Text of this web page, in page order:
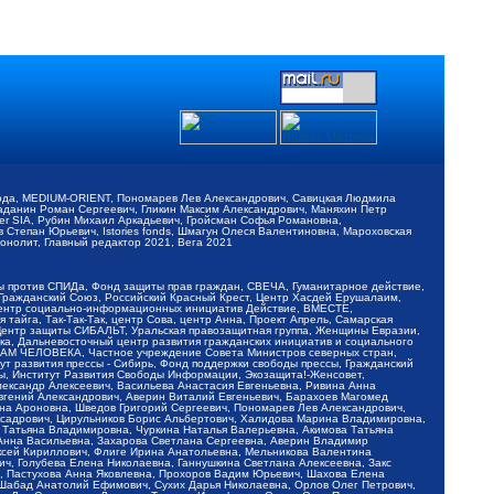
MEDIUM-ORIENT, Пономарев Лев Александрович, Савицкая Людмила
Роман Сергеевич, Гликин Максим Александрович, Маняхин Петр
Рубин Михаил Аркадьевич, Гройсман Софья Романовна,
Юрьевич, Istories fonds, Шмагун Олеся Валентиновна, Мароховская
Главный редактор 2021, Вега 2021
СПИДа, Фонд защиты прав граждан, СВЕЧА, Гуманитарное действие,
Союз, Российский Красный Крест, Центр Хасдей Ерушалаим,
социально-информационных инициатив Действие, ВМЕСТЕ,
Так-Так-Так, центр Сова, центр Анна, Проект Апрель, Самарская
защиты СИБАЛЬТ, Уральская правозащитная группа, Женщины Евразии,
Дальневосточный центр развития гражданских инициатив и социального
ЧЕЛОВЕКА, Частное учреждение Совета Министров северных стран,
прессы - Сибирь, Фонд поддержки свободы прессы, Гражданский
Институт Развития Свободы Информации, Экозащита!-Женсовет,
Алексеевич, Васильева Анастасия Евгеньевна, Ривина Анна
Александрович, Аверин Виталий Евгеньевич, Барахоев Магомед
Шведов Григорий Сергеевич, Пономарев Лев Александрович,
Цирульников Борис Альбертович, Халидова Марина Владимировна,
Владимировна, Чуркина Наталья Валерьевна, Акимова Татьяна
Васильевна, Захарова Светлана Сергеевна, Аверин Владимир
Кириллович, Флиге Ирина Анатольевна, Мельникова Валентина
Елена Николаевна, Ганнушкина Светлана Алексеевна, Закс
Анна Яковлевна, Прохоров Вадим Юрьевич, Шахова Елена
Анатолий Ефимович, Сухих Дарья Николаевна, Орлов Олег Петрович,